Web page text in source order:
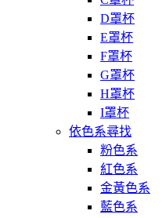
D罩杯
E罩杯
F罩杯
G罩杯
H罩杯
I罩杯
依色系尋找
粉色系
紅色系
金黃色系
藍色系